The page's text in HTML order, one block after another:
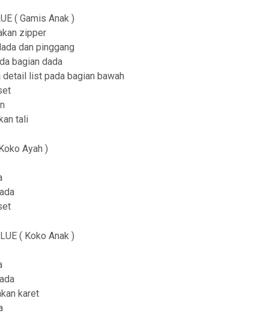
9
0
0
t
o
u
3
,
( Gamis Anak )
zipper
dan pinggang
bagian dada
list pada bagian bawah
tali
Ayah )
( Koko Anak )
karet